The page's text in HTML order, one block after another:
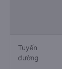
Tuyến
đường